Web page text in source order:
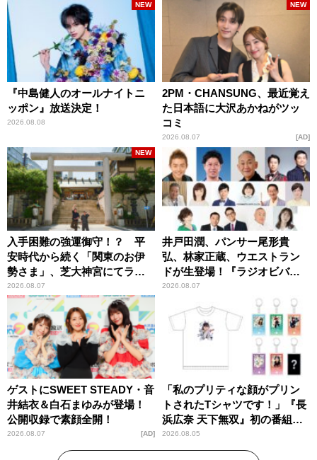
『中島健人のオールナイトニ
ッポン』放送決定！
2026.08.08
NEW
2PM・CHANSUNG、最近覚え
た日本語に大沢あかねがツッ
コミ
2026.08.07
NEW
AD
入手困難の強運御守！？ 平
安時代から続く「関東のお伊
勢さま」、芝大神宮にてラン
パンプスが合格祈願！
2026.08.07
NEW
井戸田潤、パンサー尾形貴
弘、林家正蔵、ウエストラン
ドが生登場！『ラジオビバリ
ー昼ズ』
2026.08.07
ゲストにSWEET STEADY・音
井結衣＆白石まゆみが登場！
公開収録で素顔全開！
2026.08.07 AD
「私のプリティな顔がプリン
トされたTシャツです！」『長
浜広奈 天下無双』初の番組グ
ッズ発売
2026.08.05